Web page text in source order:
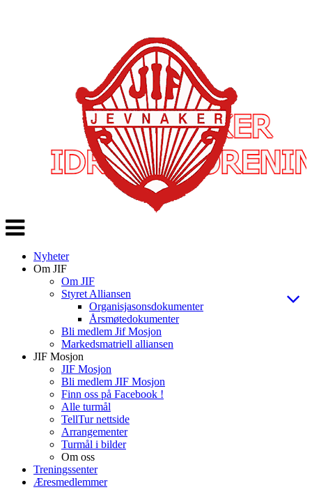
Veksle
navigasjon
Nyheter
Om JIF
Om JIF
Styret Alliansen
Organisjasonsdokumenter
Årsmøtedokumenter
Bli medlem Jif Mosjon
Markedsmatriell alliansen
JIF Mosjon
JIF Mosjon
Bli medlem JIF Mosjon
Finn oss på Facebook !
Alle turmål
TellTur nettside
Arrangementer
Turmål i bilder
Om oss
Treningssenter
Æresmedlemmer